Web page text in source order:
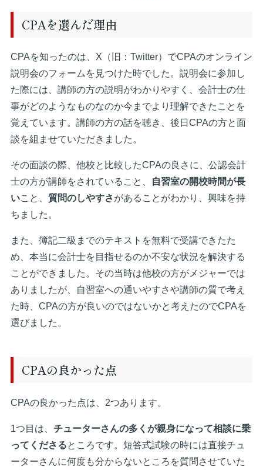
CPAを選んだ理由
CPAを知ったのは、X（旧：Twitter）でCPAのオンライン
説明会のフォームを見つけた時でした。説明会に参加し
た際には、講師の方の説明がわかりやすく、会計士の仕
事がどのようなものなのか今までより理解できたことを
覚えています。講師の方の話を聴き、後日CPAの方と面
談を組ませていただきました。
その面談の際、他校と比較したCPAの良さに、公認会計
士の方が講師をされていること、
自習室の開校時間が長
いこと、 質問のしやすさがあることがわかり、興味を持
ちました。
また、簿記二級までのテキストを無料で受講できたた
め、本当に会計士を目指せるのか不安な状況を解決する
ことができました。その当時は他校の方がメジャーでは
ありましたが、自習室への通いやすさや講師の質で考え
た時、CPAの方が良いのではないかと考えたのでCPAを
選びました。
CPAの良かった点
CPAの良かった点は、2つあります。
1つ目は、 チューターさんの多くが親身になって相談に乗
ってくださるところです。短答式試験の時には直接チュ
ーターさんに何度も分からないところを質問させていた